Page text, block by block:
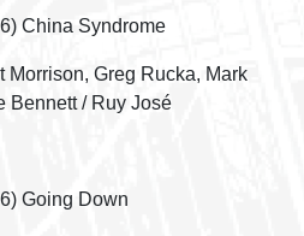
China Syndrome
Greg Rucka, Mark
Bennett / Ruy José
Going Down